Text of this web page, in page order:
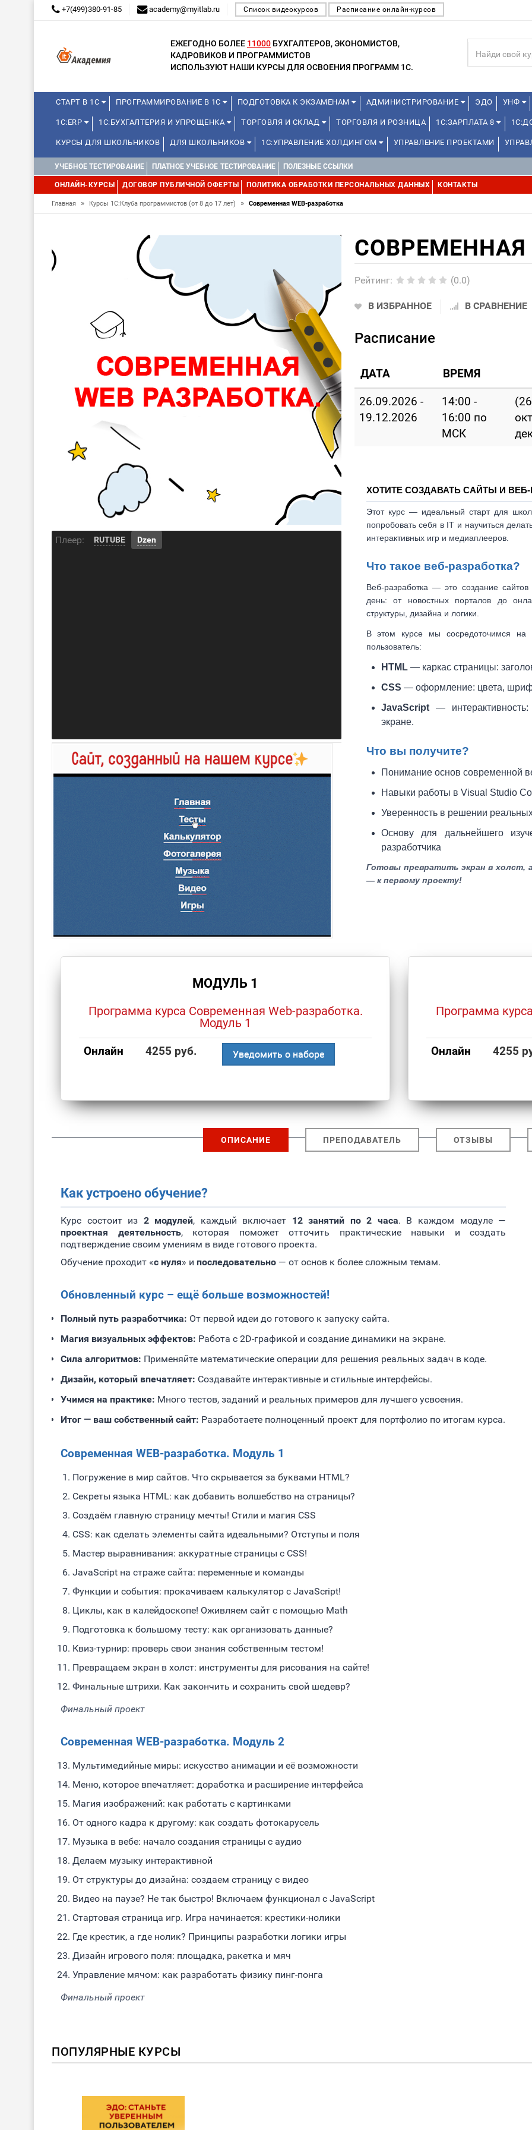
+7(499)380-91-85 academy@myitlab.ru Список видеокурсов Расписание онлайн-курсов
ЕЖЕГОДНО БОЛЕЕ 11000 БУХГАЛТЕРОВ, ЭКОНОМИСТОВ,
КАДРОВИКОВ И ПРОГРАММИСТОВ
ИСПОЛЬЗУЮТ НАШИ КУРСЫ ДЛЯ ОСВОЕНИЯ ПРОГРАММ 1С.
СТАРТ В 1С ПРОГРАММИРОВАНИЕ В 1С ПОДГОТОВКА К ЭКЗАМЕНАМ АДМИНИСТРИРОВАНИЕ ЭДО УНФ
1С:ERP 1С:БУХГАЛТЕРИЯ И УПРОЩЕНКА ТОРГОВЛЯ И СКЛАД ТОРГОВЛЯ И РОЗНИЦА 1С:ЗАРПЛАТА 8
КУРСЫ ДЛЯ ШКОЛЬНИКОВ ДЛЯ ШКОЛЬНИКОВ 1С:УПРАВЛЕНИЕ ХОЛДИНГОМ УПРАВЛЕНИЕ ПРОЕКТАМИ
WEB, JAVA И ANDROID
УЧЕБНОЕ ТЕСТИРОВАНИЕ ПЛАТНОЕ УЧЕБНОЕ ТЕСТИРОВАНИЕ ПОЛЕЗНЫЕ ССЫЛКИ
ОНЛАЙН-КУРСЫ ДОГОВОР ПУБЛИЧНОЙ ОФЕРТЫ ПОЛИТИКА ОБРАБОТКИ ПЕРСОНАЛЬНЫХ ДАННЫХ КОНТАКТЫ
Главная » Курсы 1С:Клуба программистов (от 8 до 17 лет) » Современная WEB-разработка
Плеер: RUTUBE Dzen
СОВРЕМЕННАЯ
Рейтинг: (0.0)
В ИЗБРАННОЕ В СРАВНЕНИЕ
Расписание
ДАТА ВРЕМЯ
26.09.2026 -
19.12.2026
14:00 -
16:00 по
МСК
ХОТИТЕ СОЗДАВАТЬ САЙТЫ И
Этот курс — идеальный старт для
попробовать себя в IT и научиться
интерактивных игр и медиаплееров.
Что такое веб-разработка?
Веб-разработка — это создание
день: от новостных порталов до
структуры, дизайна и логики.
В этом курсе мы сосредоточимся на
пользователь:
HTML — каркас страницы:
CSS — оформление: цвета,
JavaScript —
экране.
Что вы получите?
Понимание основ современной
Навыки работы в Visual Studio
Уверенность в решении
Основу для дальнейшего
разработчика
Готовы превратить экран в
— к первому проекту!
МОДУЛЬ 1
Программа курса Современная Web-разработка.
Модуль 1
Онлайн 4255 руб. Уведомить о наборе
Программа
Онлайн 4255
ОПИСАНИЕ ПРЕПОДАВАТЕЛЬ ОТЗЫВЫ
Как устроено обучение?
Курс состоит из 2 модулей, каждый включает 12 занятий по 2 часа. В каждом модуле —
проектная деятельность, которая поможет отточить практические навыки и создать
подтверждение своим умениям в виде готового проекта.
Обучение проходит «с нуля» и последовательно — от основ к более сложным темам.
Обновленный курс – ещё больше возможностей!
Полный путь разработчика: От первой идеи до готового к запуску сайта.
Магия визуальных эффектов: Работа с 2D-графикой и создание динамики на экране.
Сила алгоритмов: Применяйте математические операции для решения реальных задач в коде.
Дизайн, который впечатляет: Создавайте интерактивные и стильные интерфейсы.
Учимся на практике: Много тестов, заданий и реальных примеров для лучшего усвоения.
Итог — ваш собственный сайт: Разработаете полноценный проект для портфолио по итогам курса.
Современная WEB-разработка. Модуль 1
Погружение в мир сайтов. Что скрывается за буквами HTML?
Секреты языка HTML: как добавить волшебство на страницы?
Создаём главную страницу мечты! Стили и магия CSS
CSS: как сделать элементы сайта идеальными? Отступы и поля
Мастер выравнивания: аккуратные страницы с CSS!
JavaScript на страже сайта: переменные и команды
Функции и события: прокачиваем калькулятор с JavaScript!
Циклы, как в калейдоскопе! Оживляем сайт с помощью Math
Подготовка к большому тесту: как организовать данные?
Квиз-турнир: проверь свои знания собственным тестом!
Превращаем экран в холст: инструменты для рисования на сайте!
Финальные штрихи. Как закончить и сохранить свой шедевр?
Финальный проект
Современная WEB-разработка. Модуль 2
Мультимедийные миры: искусство анимации и её возможности
Меню, которое впечатляет: доработка и расширение интерфейса
Магия изображений: как работать с картинками
От одного кадра к другому: как создать фотокарусель
Музыка в вебе: начало создания страницы с аудио
Делаем музыку интерактивной
От структуры до дизайна: создаем страницу с видео
Видео на паузе? Не так быстро! Включаем функционал с JavaScript
Стартовая страница игр. Игра начинается: крестики-нолики
Где крестик, а где нолик? Принципы разработки логики игры
Дизайн игрового поля: площадка, ракетка и мяч
Управление мячом: как разработать физику пинг-понга
Финальный проект
ПОПУЛЯРНЫЕ КУРСЫ